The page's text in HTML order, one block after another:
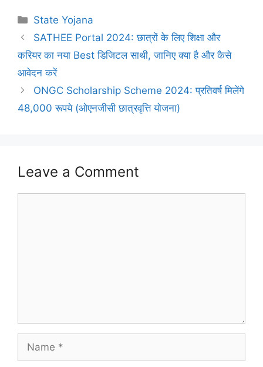
Categories
State Yojana
SATHEE Portal 2024: छात्रों के लिए शिक्षा और
करियर का नया Best डिजिटल साथी, जानिए क्या है और कैसे
आवेदन करें
ONGC Scholarship Scheme 2024: प्रतिवर्ष मिलेंगे
48,000 रूपये (ओएनजीसी छात्रवृत्ति योजना)
Leave a Comment
Name